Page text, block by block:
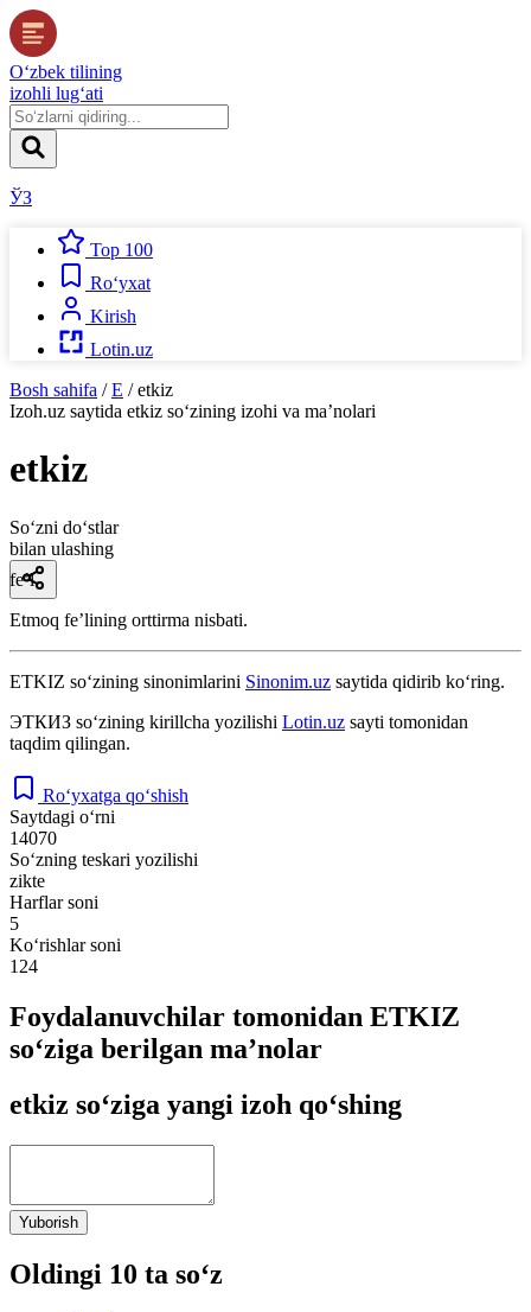
O‘zbek tilining
izohli lug‘ati
ЎЗ
Top 100
Ro‘yxat
Kirish
Lotin.uz
Bosh sahifa / E / etkiz
Izoh.uz saytida etkiz so‘zining izohi va ma’nolari
etkiz
So‘zni do‘stlar
bilan ulashing
fe’l
Etmoq feʼlining orttirma nisbati.
ETKIZ so‘zining sinonimlarini Sinonim.uz saytida qidirib ko‘ring.
ЭТКИЗ so‘zining kirillcha yozilishi Lotin.uz sayti tomonidan
taqdim qilingan.
Ro‘yxatga qo‘shish
Saytdagi o‘rni
14070
So‘zning teskari yozilishi
zikte
Harflar soni
5
Ko‘rishlar soni
124
Foydalanuvchilar tomonidan ETKIZ
so‘ziga berilgan ma’nolar
etkiz so‘ziga yangi izoh qo‘shing
Yuborish
Oldingi 10 ta so‘z